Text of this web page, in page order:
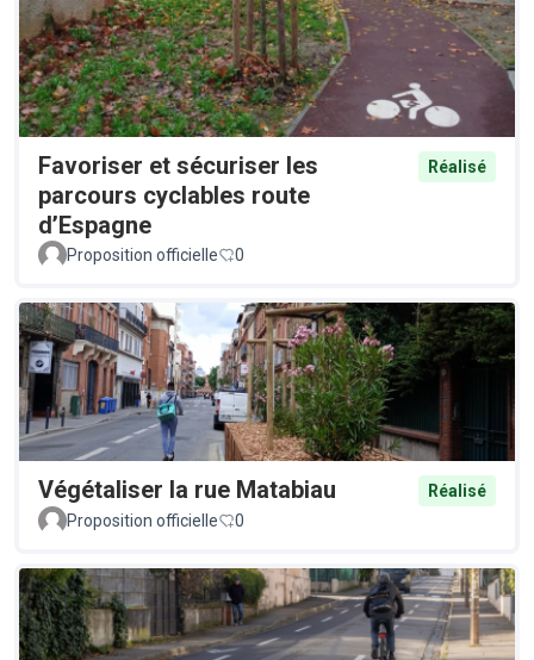
Favoriser et sécuriser les
parcours cyclables route
d’Espagne
Réalisé
Proposition officielle 0
Végétaliser la rue Matabiau
Réalisé
Proposition officielle
0